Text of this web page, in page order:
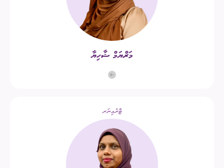
މަރްޔަމް ޝާހިޔާ
ޓްރެއިނަރ